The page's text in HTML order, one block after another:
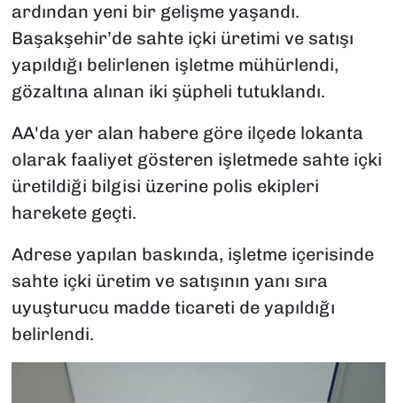
ardından yeni bir gelişme yaşandı.
Başakşehir’de sahte içki üretimi ve satışı
yapıldığı belirlenen işletme mühürlendi,
gözaltına alınan iki şüpheli tutuklandı.
AA'da yer alan habere göre ilçede lokanta
olarak faaliyet gösteren işletmede sahte içki
üretildiği bilgisi üzerine polis ekipleri
harekete geçti.
Adrese yapılan baskında, işletme içerisinde
sahte içki üretim ve satışının yanı sıra
uyuşturucu madde ticareti de yapıldığı
belirlendi.